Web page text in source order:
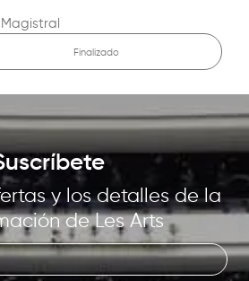
Finalizado
y los detalles de la
de Les Arts